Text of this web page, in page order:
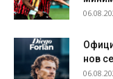
нов